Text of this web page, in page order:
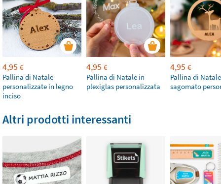
4,95 €
Pallina di Natale
personalizzate in legno
inciso
4,95 €
Pallina di Natale in
plexiglas personalizzata
4,95 €
Pallina di
sagomato
Altri prodotti interessanti